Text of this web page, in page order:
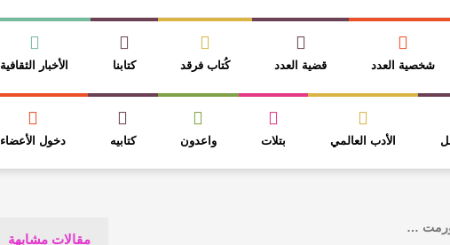
البناء الاستهلالي في رواية : ( على كف رتويت ) للدكتورة زينب الخضيري
شخصية العدد قضية العدد كُتاب فرقد كتابنا الأخبار الثقافية
الأدب العالمي بتلات واعدون كتابيه دخول الأعضاء
مقالات مشابهة
…